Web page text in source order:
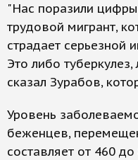
"Нас поразили
трудовой мигрант,
страдает серьезной
Это либо
сказал Зурабов,
Уровень
беженцев,
составляет от 460